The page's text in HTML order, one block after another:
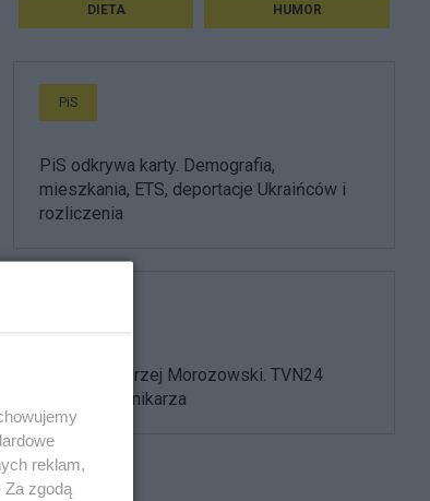
DIETA HUMOR
PiS
PiS odkrywa karty. Demografia,
mieszkania, ETS, deportacje Ukraińców i
rozliczenia
Nie żyje Andrzej Morozowski. TVN24
żegna dziennikarza
reklam,
Za zgodą